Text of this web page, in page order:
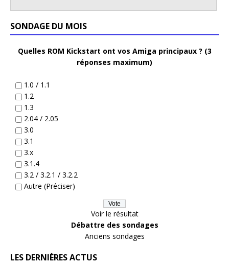
SONDAGE DU MOIS
Quelles ROM Kickstart ont vos Amiga principaux ? (3
réponses maximum)
1.0 / 1.1
1.2
1.3
2.04 / 2.05
3.0
3.1
3.x
3.1.4
3.2 / 3.2.1 / 3.2.2
Autre (Préciser)
Voir le résultat
Débattre des sondages
Anciens sondages
LES DERNIÈRES ACTUS